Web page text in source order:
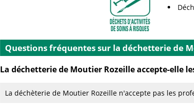
Questions fréquentes sur la déchetterie de
La déchetterie de Moutier Rozeille accepte-elle
La déchèterie de Moutier Rozeille n'accepte pas les